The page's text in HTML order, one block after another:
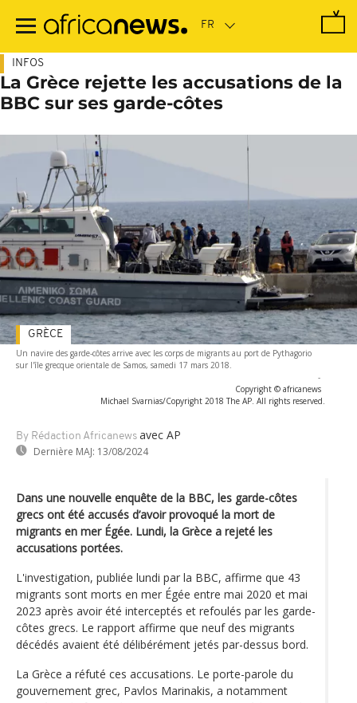
contenu
INFOS
La Grèce rejette les accusations de la
BBC sur ses garde-côtes
Un navire des garde-côtes arrive avec les corps de migrants au port de Pythagorio
sur l'île grecque orientale de Samos, samedi 17 mars 2018.
-
Copyright © africanews
Michael Svarnias/Copyright 2018 The AP. All rights reserved.
By Rédaction Africanews avec AP
Dernière MAJ: 13/08/2024
GRÈCE
Dans une nouvelle enquête de la BBC, les garde-côtes
grecs ont été accusés d’avoir provoqué la mort de
migrants en mer Égée. Lundi, la Grèce a rejeté les
accusations portées.
L'investigation, publiée lundi par la BBC, affirme que 43
migrants sont morts en mer Égée entre mai 2020 et mai
2023 après avoir été interceptés et refoulés par les garde-
côtes grecs. Le rapport affirme que neuf des migrants
décédés avaient été délibérément jetés par-dessus bord.
La Grèce a réfuté ces accusations. Le porte-parole du
gouvernement grec, Pavlos Marinakis, a notamment